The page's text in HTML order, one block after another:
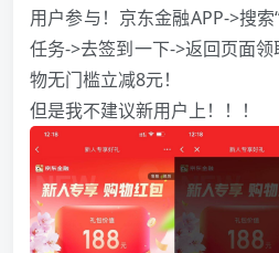
用‪户参与！京东金‪融APP->搜
任‪务->去签‪到一下->返回页面
物无门‪槛立‪减8元！
但是我不建议新用户上！！！